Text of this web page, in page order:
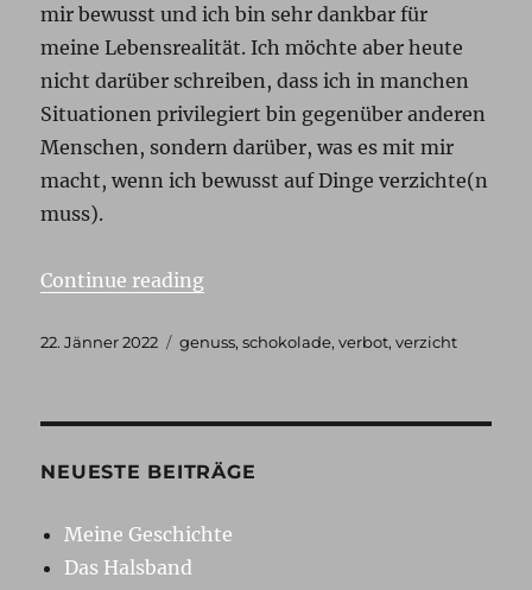
mir bewusst und ich bin sehr dankbar für
meine Lebensrealität. Ich möchte aber heute
nicht darüber schreiben, dass ich in manchen
Situationen privilegiert bin gegenüber anderen
Menschen, sondern darüber, was es mit mir
macht, wenn ich bewusst auf Dinge verzichte(n
muss).
Continue reading„Aus Verzicht entsteht Genuss“
Posted
22. Jänner 2022 Tags
genuss,schokolade,verbot,verzicht
NEUESTE BEITRÄGE
Meine Geschichte
Das Halsband